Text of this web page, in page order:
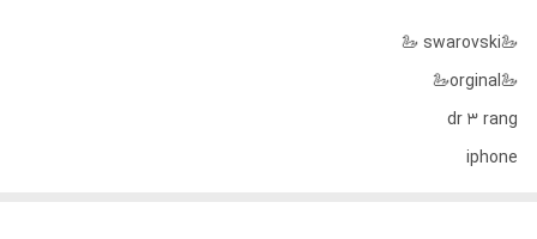
🦢swarovski 🦢
🦢orginal🦢
dr 3 rang
iphone